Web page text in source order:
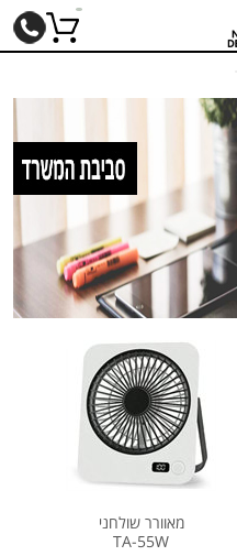
מאוורר שולחני
TA-55W